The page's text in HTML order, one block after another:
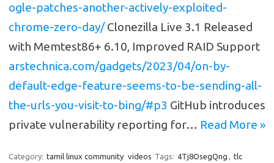
ogle-patches-another-actively-exploited-
chrome-zero-day/Clonezilla Live 3.1 Released
with Memtest86+ 6.10, Improved RAID Support
arstechnica.com/gadgets/2023/04/on-by-
default-edge-feature-seems-to-be-sending-all-
the-urls-you-visit-to-bing/#p3 GitHub introduces
private vulnerability reporting for… Read More »
Category: tamil linux community videos Tags: 4Tj8OsegQng , tlc